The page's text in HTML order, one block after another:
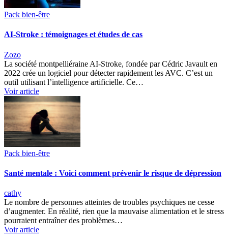
Pack bien-être
AI-Stroke : témoignages et études de cas
Zozo
La société montpelliéraine AI-Stroke, fondée par Cédric Javault en
2022 crée un logiciel pour détecter rapidement les AVC. C’est un
outil utilisant l’intelligence artificielle. Ce…
Voir article
Pack bien-être
Santé mentale : Voici comment prévenir le risque de dépression
cathy
Le nombre de personnes atteintes de troubles psychiques ne cesse
d’augmenter. En réalité, rien que la mauvaise alimentation et le stress
pourraient entraîner des problèmes…
Voir article